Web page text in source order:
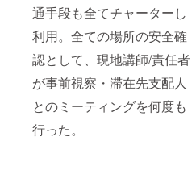
通手段も全てチャーターし
利用。全ての場所の安全確
認として、現地講師/責任者
が事前視察・滞在先支配人
とのミーティングを何度も
行った。